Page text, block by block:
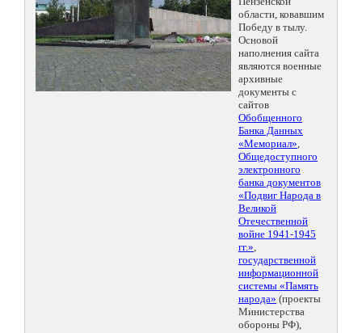
области, ковавшим
Победу в тылу.
Основой
наполнения сайта
являются военные
архивные
документы с
сайтов
Обобщенного
Банка Данных
«Мемориал»,
Общедоступного
электронного
банка документов
«Подвиг Народа в
Великой
Отечественной
войне 1941-1945
гг.»,
государственной
информационной
системы «Память
народа» (проекты
Министерства
обороны РФ),